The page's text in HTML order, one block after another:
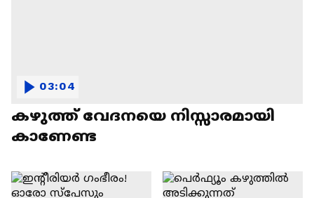
കഴുത്ത് വേദനയെ നിസ്സാരമായി
കാണേണ്ട
03:04